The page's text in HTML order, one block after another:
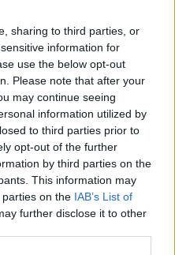
sharing to third parties, or
information for
use the below opt-out
Please note that after your
may continue seeing
information utilized by
to third parties prior to
opt-out of the further
by third parties on the
This information may
on the IAB’s List of
further disclose it to other
la
un nuevo rumbo…